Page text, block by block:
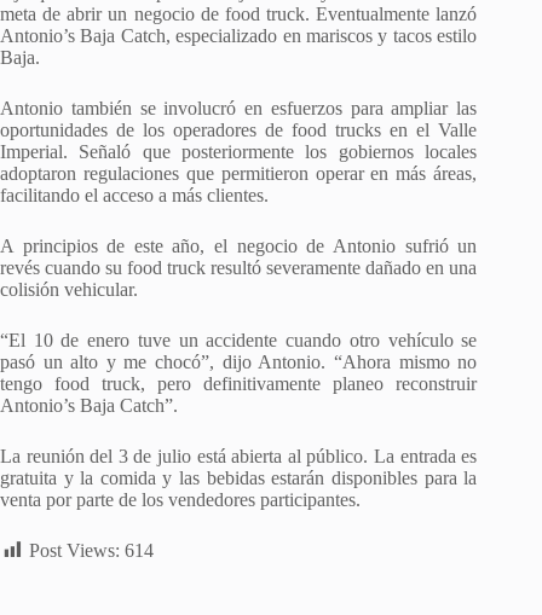
meta de abrir un negocio de food truck. Eventualmente lanzó
Antonio’s Baja Catch, especializado en mariscos y tacos estilo
Baja.
Antonio también se involucró en esfuerzos para ampliar las
oportunidades de los operadores de food trucks en el Valle
Imperial. Señaló que posteriormente los gobiernos locales
adoptaron regulaciones que permitieron operar en más áreas,
facilitando el acceso a más clientes.
A principios de este año, el negocio de Antonio sufrió un
revés cuando su food truck resultó severamente dañado en una
colisión vehicular.
“El 10 de enero tuve un accidente cuando otro vehículo se
pasó un alto y me chocó”, dijo Antonio. “Ahora mismo no
tengo food truck, pero definitivamente planeo reconstruir
Antonio’s Baja Catch”.
La reunión del 3 de julio está abierta al público. La entrada es
gratuita y la comida y las bebidas estarán disponibles para la
venta por parte de los vendedores participantes.
Post Views: 614